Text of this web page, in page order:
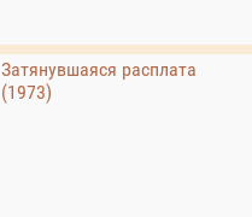
Затянувшаяся расплата
(1973)